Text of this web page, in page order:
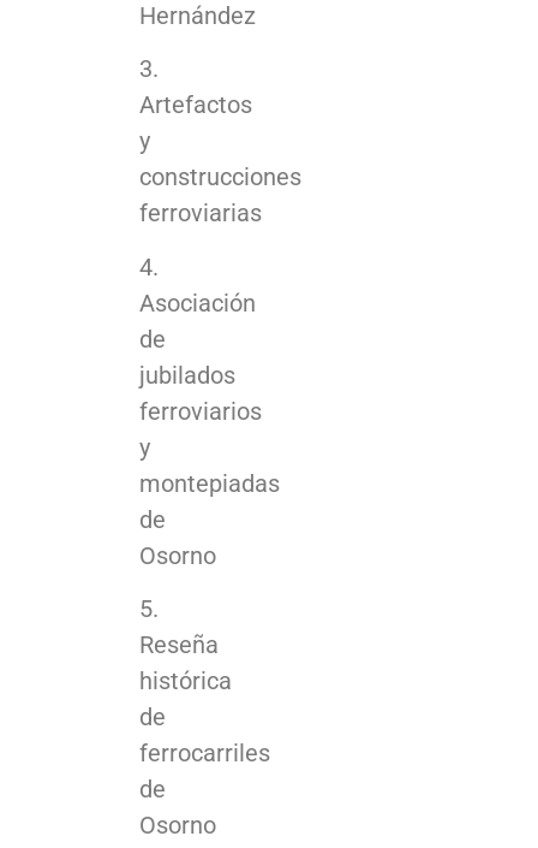
Hernández
3.
Artefactos
y
construcciones
ferroviarias
4.
Asociación
de
jubilados
ferroviarios
y
montepiadas
de
Osorno
5.
Reseña
histórica
de
ferrocarriles
de
Osorno